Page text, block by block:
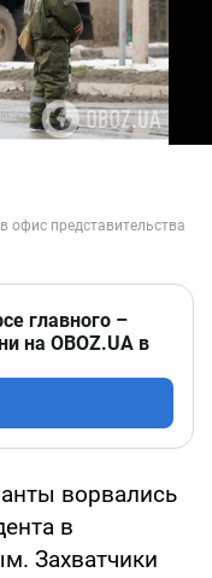
главного –
на OBOZ.UA в
ворвались
в
Захватчики